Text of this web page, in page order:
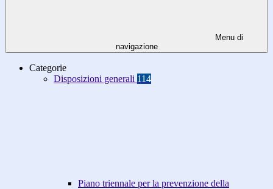
Menu di
navigazione
Categorie
Disposizioni generali 114
Piano triennale per la prevenzione della